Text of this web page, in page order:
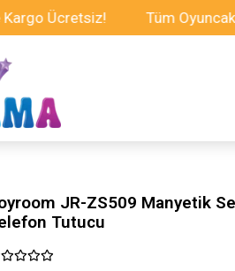
Ücretsiz! Tüm
JR-ZS509 Manyetik
Tutucu